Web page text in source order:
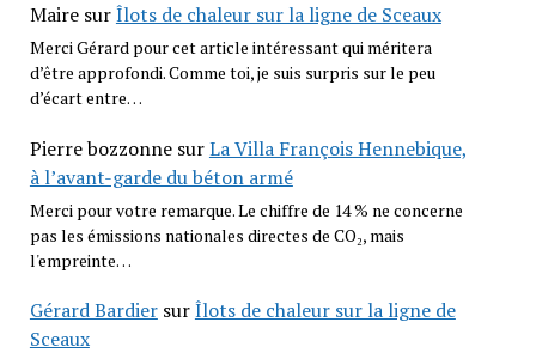
MairesurÎlots de chaleur sur la ligne de Sceaux
Merci Gérard pour cet article intéressant qui méritera
d’être approfondi. Comme toi, je suis surpris sur le peu
d’écart entre…
Pierre bozzonnesurLa Villa François Hennebique,
à l’avant-garde du béton armé
Merci pour votre remarque. Le chiffre de 14 % ne concerne
pas les émissions nationales directes de CO₂, mais
l'empreinte…
Gérard BardiersurÎlots de chaleur sur la ligne de
Sceaux